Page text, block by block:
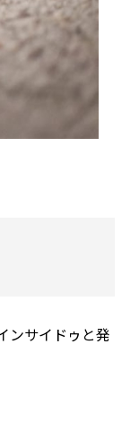
ンサイドゥと発